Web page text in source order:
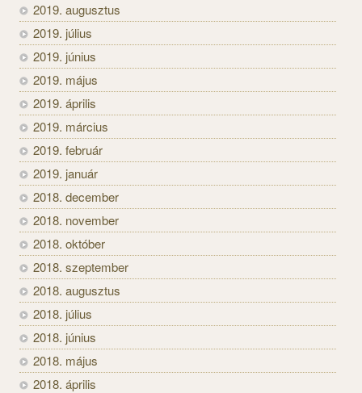
2019. augusztus
2019. július
2019. június
2019. május
2019. április
2019. március
2019. február
2019. január
2018. december
2018. november
2018. október
2018. szeptember
2018. augusztus
2018. július
2018. június
2018. május
2018. április